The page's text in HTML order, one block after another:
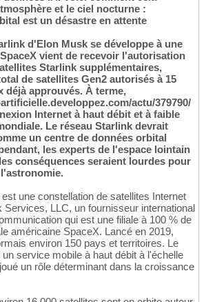
et le ciel nocturne :
est un désastre en attente
d'Elon Musk se développe à une
vient de recevoir l'autorisation
Starlink supplémentaires,
de satellites Gen2 autorisés à 15
déjà approuvés. À terme,
actu/379790/
Internet à haut débit et à faible
Le réseau Starlink devrait
un centre de données orbital
les experts de l'espace lointain
conséquences seraient lourdes pour
une constellation de satellites Internet
Services, LLC, un fournisseur international
qui est une filiale à 100 % de
américaine SpaceX. Lancé en 2019,
environ 150 pays et territoires. Le
service mobile à haut débit à l'échelle
un rôle déterminant dans la croissance